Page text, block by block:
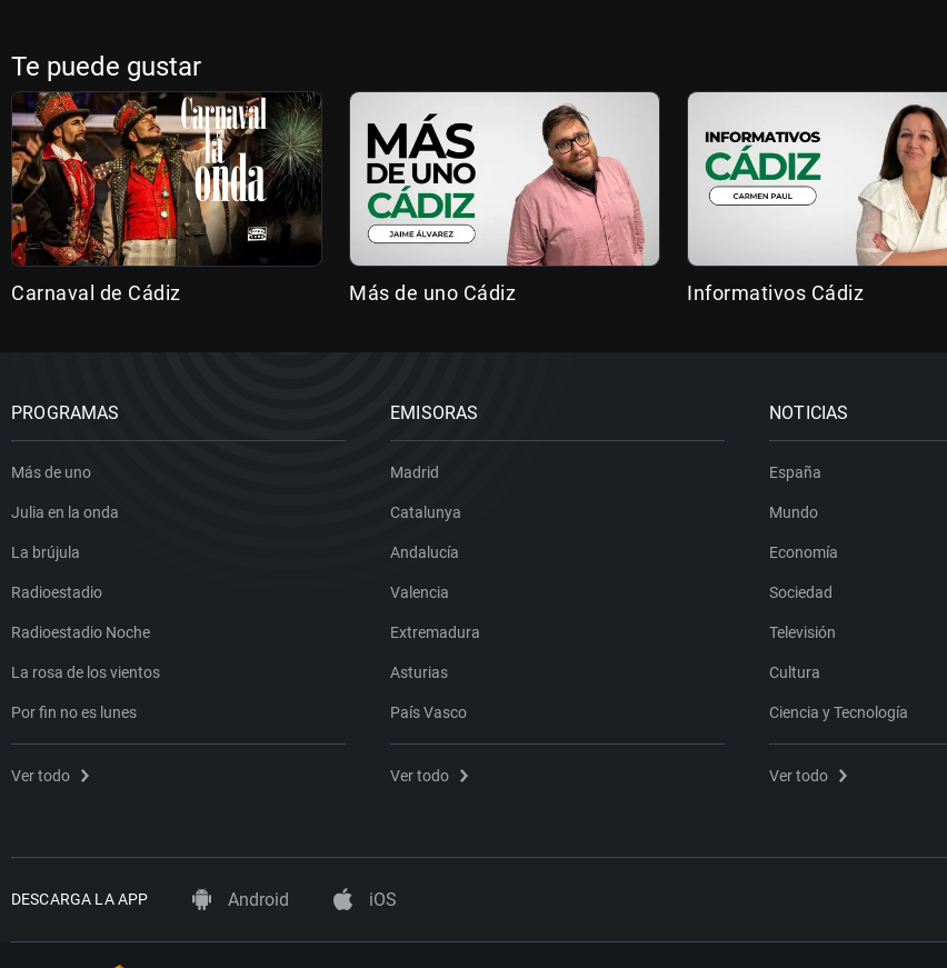
Te puede gustar
Carnaval de Cádiz Más de uno Cádiz Informativos Cádiz
PROGRAMAS
Más de uno
Julia en la onda
La brújula
Radioestadio
Radioestadio Noche
La rosa de los vientos
Por fin no es lunes
Ver todo
EMISORAS
Madrid
Catalunya
Andalucía
Valencia
Extremadura
Asturias
País Vasco
Ver todo
NOTICIAS
España
Mundo
Economía
Sociedad
Televisión
Cultura
Ciencia y Tecnología
Ver todo
DESCARGA LA APP Android iOS